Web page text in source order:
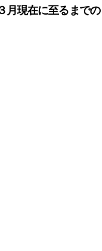
月現在に至るまでの